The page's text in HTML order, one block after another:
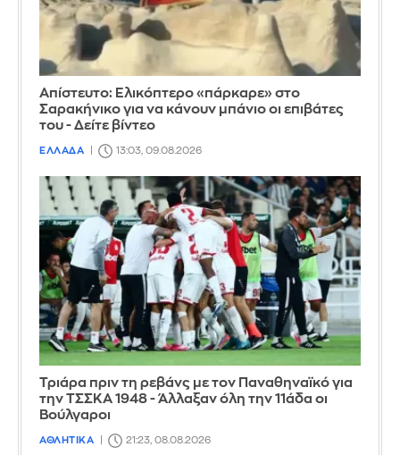
Απίστευτο: Ελικόπτερο «πάρκαρε» στο
Σαρακήνικο για να κάνουν μπάνιο οι επιβάτες
του - Δείτε βίντεο
ΕΛΛΑΔΑ 13:03, 09.08.2026
Τριάρα πριν τη ρεβάνς με τον Παναθηναϊκό για
την ΤΣΣΚΑ 1948 - Άλλαξαν όλη την 11άδα οι
Βούλγαροι
ΑΘΛΗΤΙΚΑ 21:23, 08.08.2026